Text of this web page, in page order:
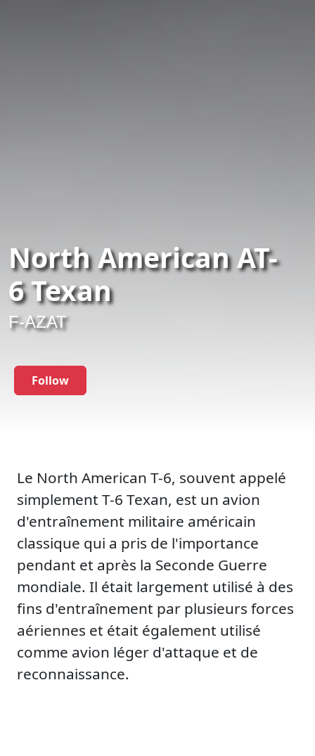
North American AT-
6 Texan
F-AZAT
Follow
Le North American T-6, souvent appelé
simplement T-6 Texan, est un avion
d'entraînement militaire américain
classique qui a pris de l'importance
pendant et après la Seconde Guerre
mondiale. Il était largement utilisé à des
fins d'entraînement par plusieurs forces
aériennes et était également utilisé
comme avion léger d'attaque et de
reconnaissance.